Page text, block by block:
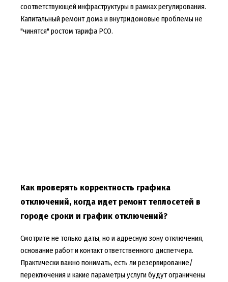
соответствующей инфраструктуры в рамках регулирования.
Капитальный ремонт дома и внутридомовые проблемы не
"чинятся" ростом тарифа РСО.
Как проверять корректность графика
отключений, когда идет ремонт теплосетей в
городе сроки и график отключений?
Смотрите не только даты, но и адресную зону отключения,
основание работ и контакт ответственного диспетчера.
Практически важно понимать, есть ли резервирование/
переключения и какие параметры услуги будут ограничены